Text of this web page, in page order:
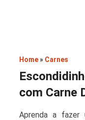
Home » Carnes
com Carne
Aprenda a fazer